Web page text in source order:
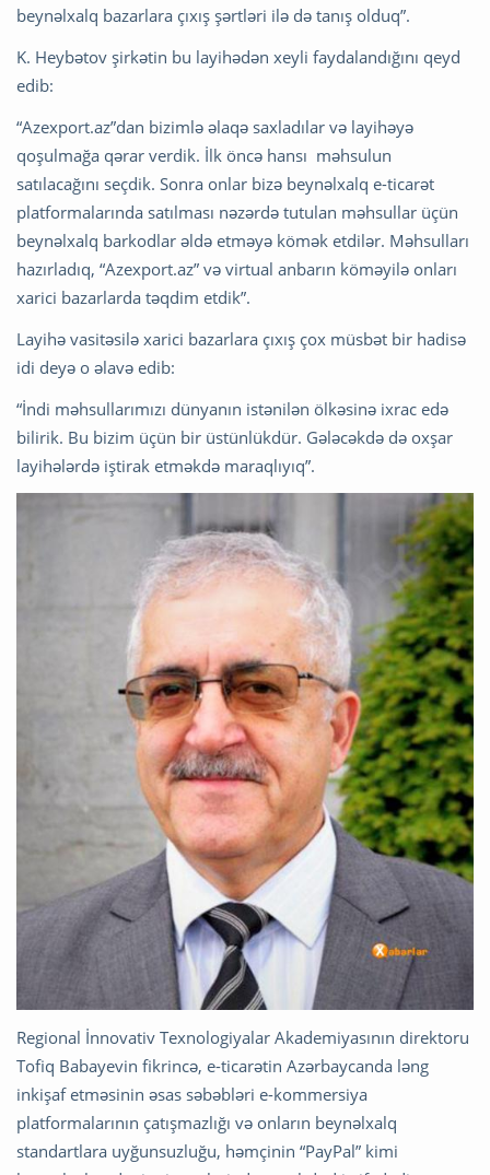
beynəlxalq bazarlara çıxış şərtləri ilə də tanış olduq”.
K. Heybətov şirkətin bu layihədən xeyli faydalandığını qeyd
edib:
“Azexport.az”dan bizimlə əlaqə saxladılar və layihəyə
qoşulmağa qərar verdik. İlk öncə hansı məhsulun
satılacağını seçdik. Sonra onlar bizə beynəlxalq e-ticarət
platformalarında satılması nəzərdə tutulan məhsullar üçün
beynəlxalq barkodlar əldə etməyə kömək etdilər. Məhsulları
hazırladıq, “Azexport.az” və virtual anbarın köməyilə onları
xarici bazarlarda təqdim etdik”.
Layihə vasitəsilə xarici bazarlara çıxış çox müsbət bir hadisə
idi deyə o əlavə edib:
“İndi məhsullarımızı dünyanın istənilən ölkəsinə ixrac edə
bilirik. Bu bizim üçün bir üstünlükdür. Gələcəkdə də oxşar
layihələrdə iştirak etməkdə maraqlıyıq”.
Regional İnnovativ Texnologiyalar Akademiyasının direktoru
Tofiq Babayevin fikrincə, e-ticarətin Azərbaycanda ləng
inkişaf etməsinin əsas səbəbləri e-kommersiya
platformalarının çatışmazlığı və onların beynəlxalq
standartlara uyğunsuzluğu, həmçinin “PayPal” kimi